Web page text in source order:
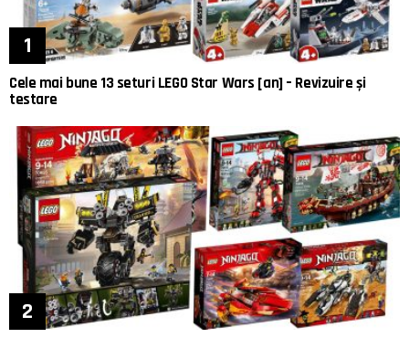
Cele mai bune 13 seturi LEGO Star Wars [an] – Revizuire și
testare